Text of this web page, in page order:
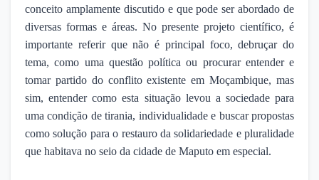
conceito amplamente discutido e que pode ser abordado de
diversas formas e áreas. No presente projeto científico, é
importante referir que não é principal foco, debruçar do
tema, como uma questão política ou procurar entender e
tomar partido do conflito existente em Moçambique, mas
sim, entender como esta situação levou a sociedade para
uma condição de tirania, individualidade e buscar propostas
como solução para o restauro da solidariedade e pluralidade
que habitava no seio da cidade de Maputo em especial.